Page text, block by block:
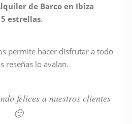
de Barco en Ibiza
5 estrellas.
permite hacer disfrutar a todo
reseñas lo avalan.
felices a nuestros clientes
🙂